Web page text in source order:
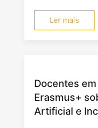
Ler mais
Docentes
Erasmus+
Artificial e